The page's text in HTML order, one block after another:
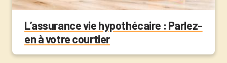
L’assurance vie hypothécaire : Parlez-
en à votre courtier